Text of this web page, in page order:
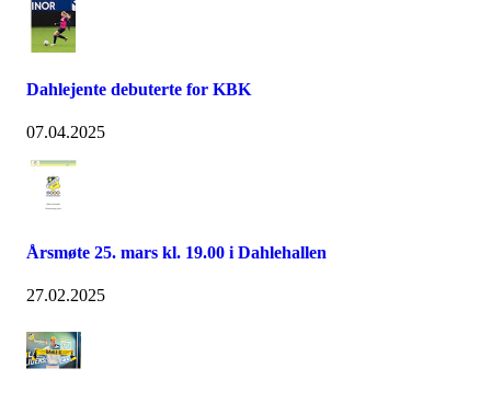
Dahlejente debuterte for KBK
07.04.2025
Årsmøte 25. mars kl. 19.00 i Dahlehallen
27.02.2025